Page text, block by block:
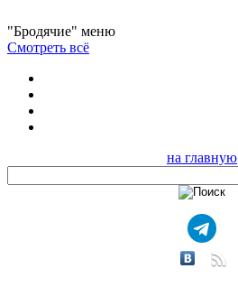
"Бродячие" меню
Смотреть всё
на главную